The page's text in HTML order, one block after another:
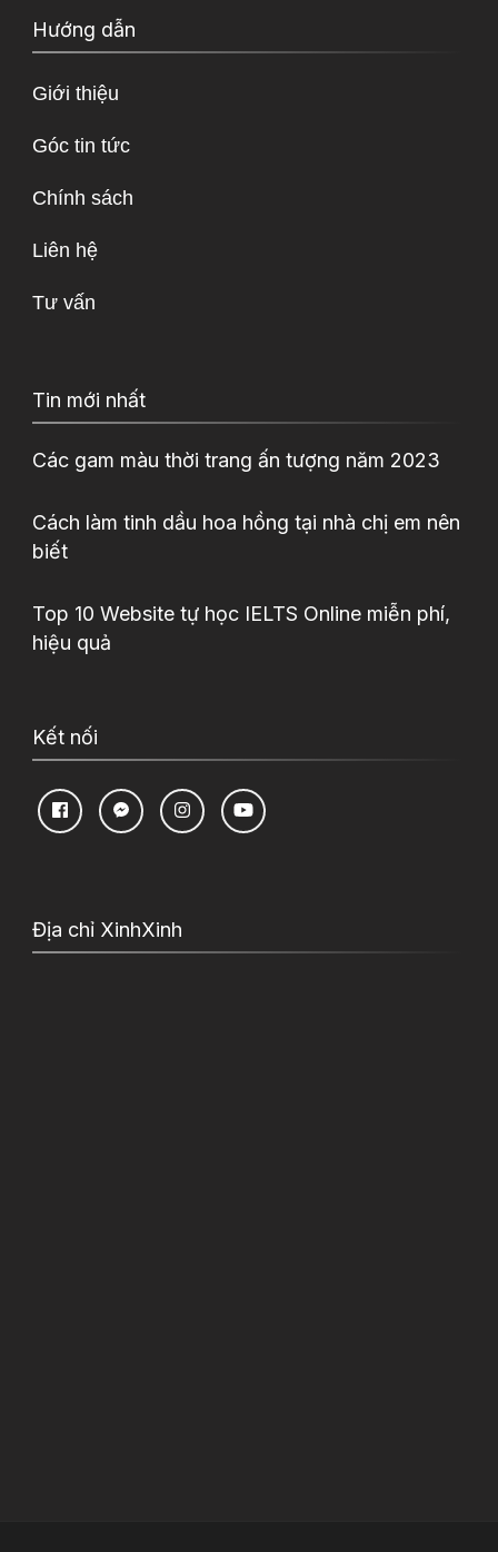
Hướng dẫn
Giới thiệu
Góc tin tức
Chính sách
Liên hệ
Tư vấn
Tin mới nhất
Các gam màu thời trang ấn tượng năm 2023
Cách làm tinh dầu hoa hồng tại nhà chị em nên
biết
Top 10 Website tự học IELTS Online miễn phí,
hiệu quả
Kết nối
Địa chỉ XinhXinh